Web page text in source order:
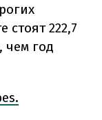
стоят 222,7
чем год